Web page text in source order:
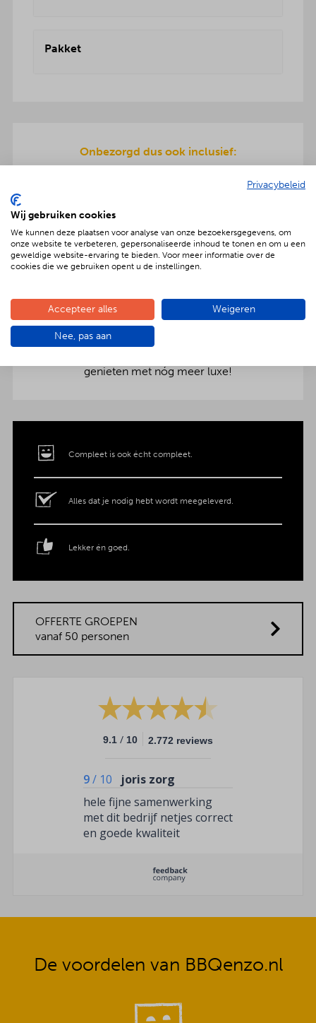
Pakket
Onbezorgd dus ook inclusief:
om de warme hapjes op te warmen. Gratis
Verras jouw gezelschap met een extra feestelijke
aankleding op tafel. Voor maar € 2,- per persoon
extra wordt het vlees en de salades in
genieten met nóg meer luxe!
Compleet is ook écht compleet.
Alles dat je nodig hebt wordt meegeleverd.
Lekker én goed.
OFFERTE GROEPEN
vanaf 50 personen
9.1 / 10 2.772 reviews
9/ 10
joris zorg
hele fijne samenwerking
met dit bedrijf netjes correct
en goede kwaliteit
De voordelen van BBQenzo.nl
Privacybeleid
Wij gebruiken cookies
We kunnen deze plaatsen voor analyse van onze bezoekersgegevens, om
onze website te verbeteren, gepersonaliseerde inhoud te tonen en om u een
geweldige website-ervaring te bieden. Voor meer informatie over de
cookies die we gebruiken opent u de instellingen.
Accepteer alles Weigeren
Nee, pas aan